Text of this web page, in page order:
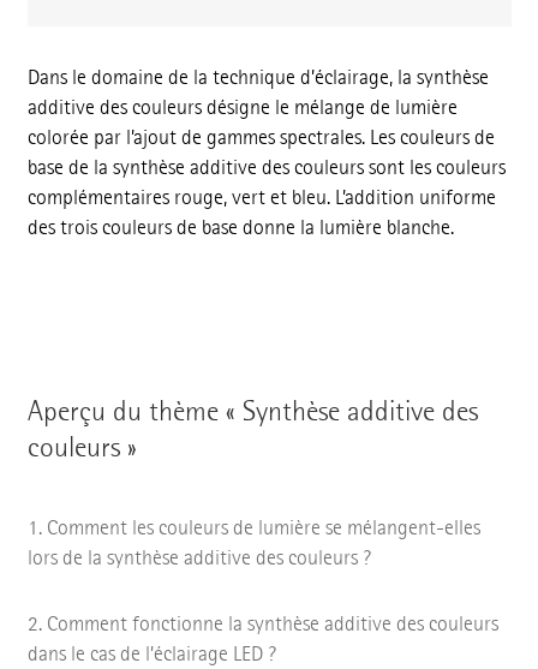
Dans le domaine de la technique d’éclairage, la synthèse
additive des couleurs désigne le mélange de lumière
colorée par l’ajout de gammes spectrales. Les couleurs de
base de la synthèse additive des couleurs sont les couleurs
complémentaires rouge, vert et bleu. L’addition uniforme
des trois couleurs de base donne la lumière blanche.
Aperçu du thème « Synthèse additive des
couleurs »
Comment les couleurs de lumière se mélangent-elles
lors de la synthèse additive des couleurs ?
Comment fonctionne la synthèse additive des couleurs
dans le cas de l’éclairage LED ?